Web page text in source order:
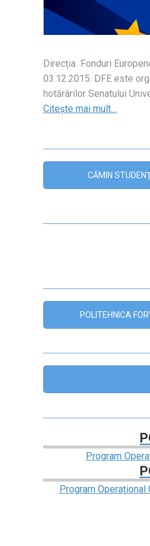
Direcția Fonduri
03.12.2015. DFE este
hotărârilor Senatului
Citește mai mult…
CĂMIN
POLITEHNICA
Program
Program